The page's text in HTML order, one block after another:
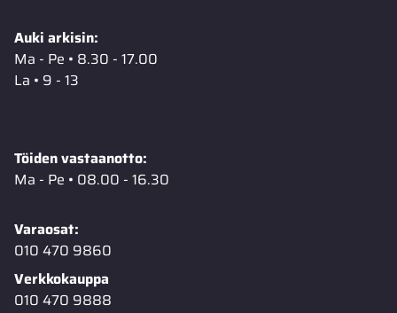
Auki arkisin:
Ma - Pe • 8.30 - 17.00
La • 9 - 13
Töiden vastaanotto:
Ma - Pe • 08.00 - 16.30
Varaosat:
010 470 9860
Verkkokauppa
010 470 9888